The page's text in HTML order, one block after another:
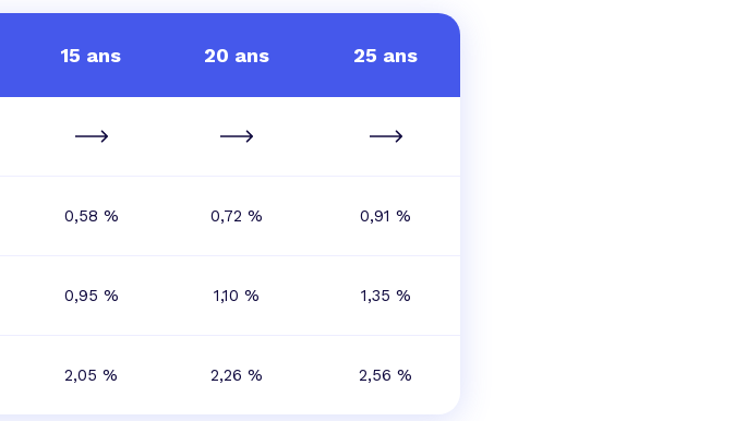
15 ans 20 ans 25 ans
0,58 % 0,72 % 0,91 %
0,95 % 1,10 % 1,35 %
2,05 % 2,26 % 2,56 %